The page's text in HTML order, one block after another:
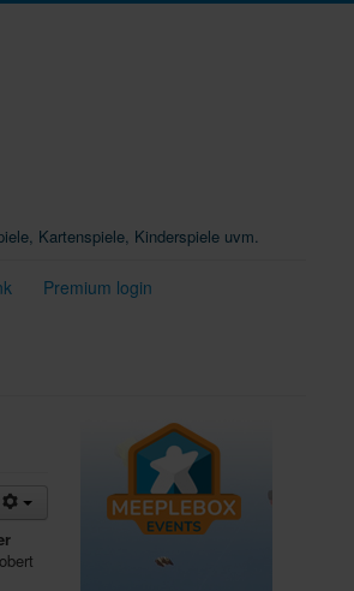
Kartenspiele, Kinderspiele uvm.
Premium login